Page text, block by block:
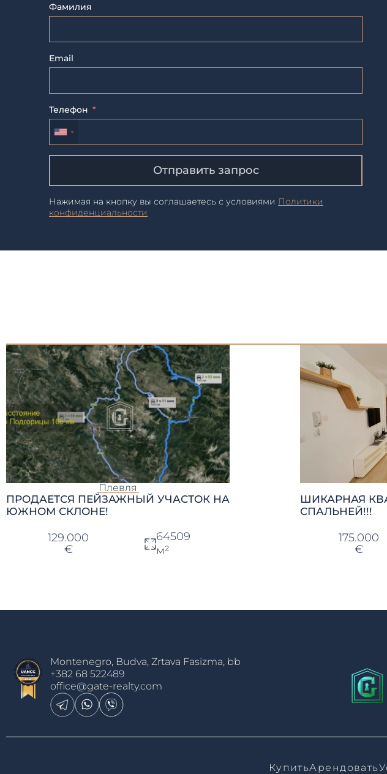
Фамилия
Email
Телефон
Отправить запрос
Нажимая на кнопку вы соглашаетесь с условиями Политики
конфиденциальности
Плевля
ПРОДАЕТСЯ ПЕЙЗАЖНЫЙ УЧАСТОК НА
ЮЖНОМ СКЛОНЕ!
129.000
€
64509
м²
ШИКАРНАЯ
СПАЛЬНЕЙ!!!
175.000
€
Montenegro, Budva, Zrtava Fasizma, bb
+382 68 522489
office@gate-realty.com
КупитьАрендовать